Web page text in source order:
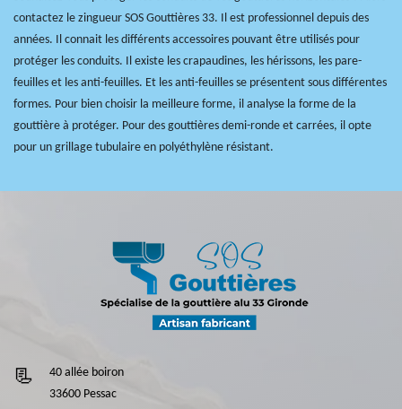
contactez le zingueur SOS Gouttières 33. Il est professionnel depuis des
années. Il connait les différents accessoires pouvant être utilisés pour
protéger les conduits. Il existe les crapaudines, les hérissons, les pare-
feuilles et les anti-feuilles. Et les anti-feuilles se présentent sous différentes
formes. Pour bien choisir la meilleure forme, il analyse la forme de la
gouttière à protéger. Pour des gouttières demi-ronde et carrées, il opte
pour un grillage tubulaire en polyéthylène résistant.
40 allée boiron
33600 Pessac